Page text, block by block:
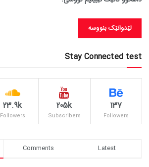
Stay Connected test
137
Followers
205k
Subscribers
23.9k
Followers
Comments Latest